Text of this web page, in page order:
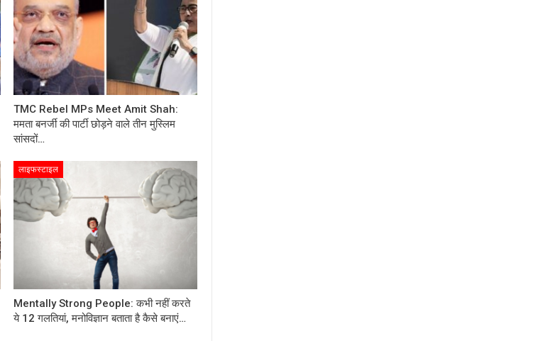
TMC Rebel MPs Meet Amit Shah:
ममता बनर्जी की पार्टी छोड़ने वाले तीन मुस्लिम
सांसदों…
लाइफस्टाइल
Mentally Strong People: कभी नहीं करते
ये 12 गलतियां, मनोविज्ञान बताता है कैसे बनाएं…